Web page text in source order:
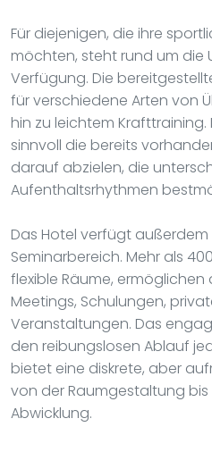
Für diejenigen, die ihre
möchten, steht rund um die
Verfügung. Die
für verschiedene Arten von
hin zu leichtem
sinnvoll die bereits
darauf abzielen, die
Aufenthaltsrhythmen
Das Hotel verfügt
Seminarbereich. Mehr als
flexible Räume,
Meetings, Schulungen,
Veranstaltungen. Das
den reibungslosen Ablauf
bietet eine diskrete, aber
von der Raumgestaltung bis
Abwicklung.